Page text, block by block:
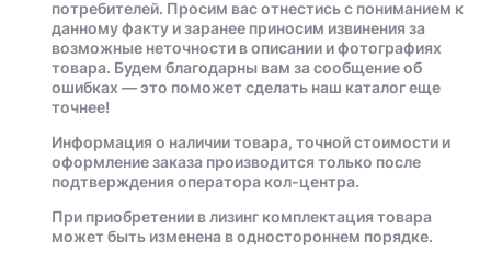
потребителей. Просим вас отнестись с пониманием к
данному факту и заранее приносим извинения за
возможные неточности в описании и фотографиях
товара. Будем благодарны вам за сообщение об
ошибках — это поможет сделать наш каталог еще
точнее!
Информация о наличии товара, точной стоимости и
оформление заказа производится только после
подтверждения оператора кол-центра.
При приобретении в лизинг комплектация товара
может быть изменена в одностороннем порядке.